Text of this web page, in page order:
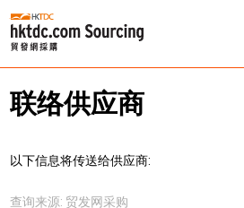
联络供应商
以下信息将传送给供应商:
查询来源: 贸发网采购